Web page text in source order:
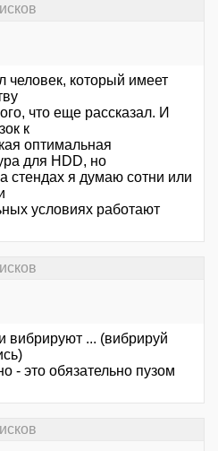
человек, который имеет
что еще рассказал. И
к
оптимальная
для HDD, но
стендах я думаю сотни или
условиях работают
вибрируют ... (вибрируй
- это обязательно пузом